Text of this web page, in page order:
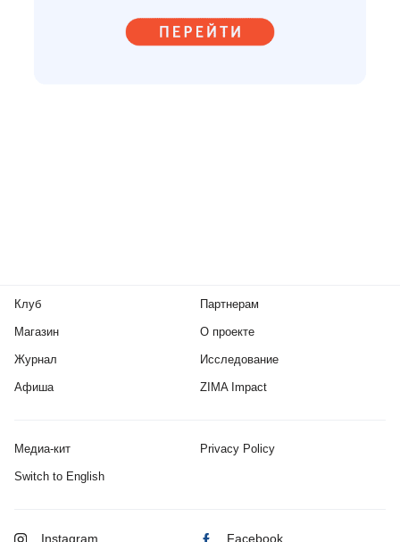
Клуб
Магазин
Журнал
Афиша
Партнерам
О проекте
Исследование
ZIMA Impact
Медиа-кит Privacy Policy
Switch to English
Instagram Facebook